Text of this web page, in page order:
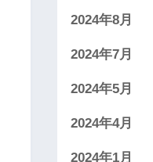
2024年8月
2024年7月
2024年5月
2024年4月
2024年1月